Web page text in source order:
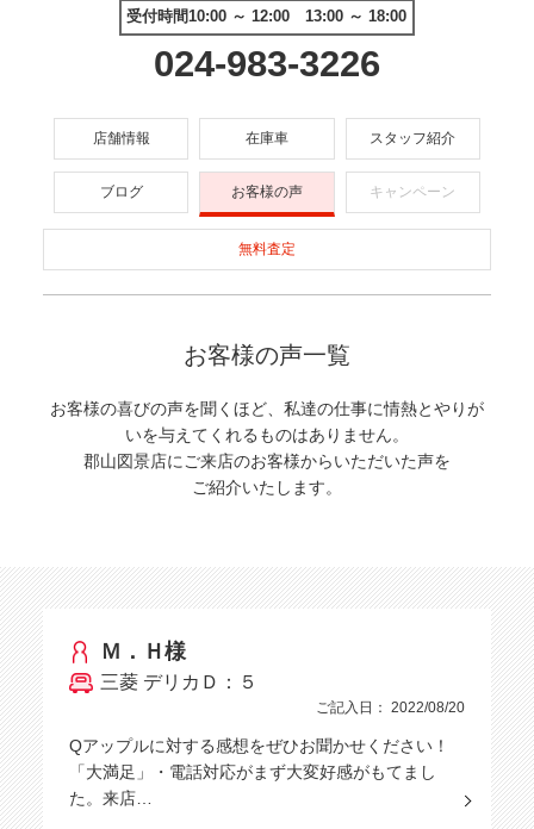
受付時間10:00 ～ 12:00 13:00 ～ 18:00
024-983-3226
店舗情報 在庫車 スタッフ紹介
ブログ お客様の声 キャンペーン
無料査定
お客様の声一覧
お客様の喜びの声を聞くほど、私達の仕事に情熱とやりが
いを与えてくれるものはありません。
郡山図景店にご来店のお客様からいただいた声を
ご紹介いたします。
Ｍ．Ｈ様
三菱 デリカＤ：５
ご記入日： 2022/08/20
Qアップルに対する感想をぜひお聞かせください！
「大満足」・電話対応がまず大変好感がもてまし
た。来店…